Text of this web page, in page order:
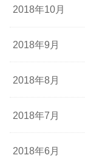
2018年10月
2018年9月
2018年8月
2018年7月
2018年6月